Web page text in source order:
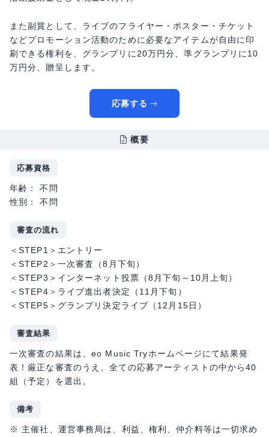
また副賞として、ライブのフライヤー・ポスター・チケット
などプロモーション活動のために必要なアイテムが自由に印
刷できる権利を、グランプリに20万円分、準グランプリに10
万円分、贈呈します。
応募する
概要
応募資格
年齢： 不問
性別： 不問
審査の流れ
＜STEP1＞エントリー
＜STEP2＞一次審査（8月下旬）
＜STEP3＞インターネット投票（8月下旬～10月上旬）
＜STEP4＞ライブ進出者決定（11月下旬）
＜STEP5＞グランプリ決定ライブ（12月15日）
審査結果
一次審査の結果は、eo Music Tryホームページにて結果発
表！厳正な審査のうえ、全ての応募アーティストの中から40
組（予定）を選出。
備考
※ 主催社、運営事務局は、利益、権利、仲介料等は一切求め